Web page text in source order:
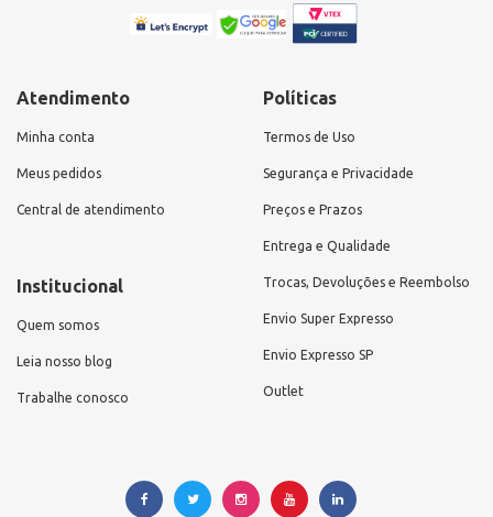
Atendimento
Minha conta
Meus pedidos
Central de atendimento
Institucional
Quem somos
Leia nosso blog
Trabalhe conosco
Políticas
Termos de Uso
Segurança e Privacidade
Preços e Prazos
Entrega e Qualidade
Trocas, Devoluções e Reembolso
Envio Super Expresso
Envio Expresso SP
Outlet